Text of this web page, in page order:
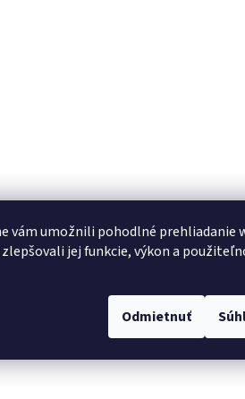
vám umožnili pohodlné prehliadanie
jej funkcie, výkon a
Odmietnuť